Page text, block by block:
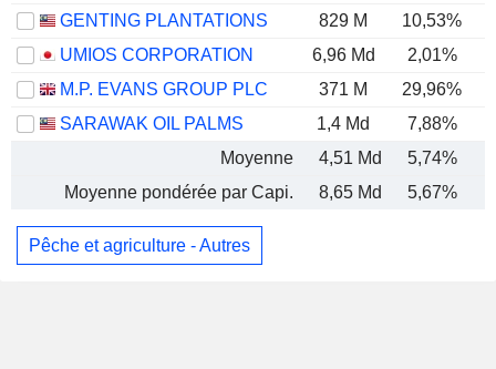
GENTING PLANTATIONS
829 M 10,53%
UMIOS CORPORATION
6,96 Md 2,01%
M.P. EVANS GROUP PLC
371 M 29,96%
SARAWAK OIL PALMS
1,4 Md 7,88%
Moyenne
4,51 Md 5,74%
Moyenne pondérée par Capi.
8,65 Md 5,67%
Pêche et agriculture - Autres